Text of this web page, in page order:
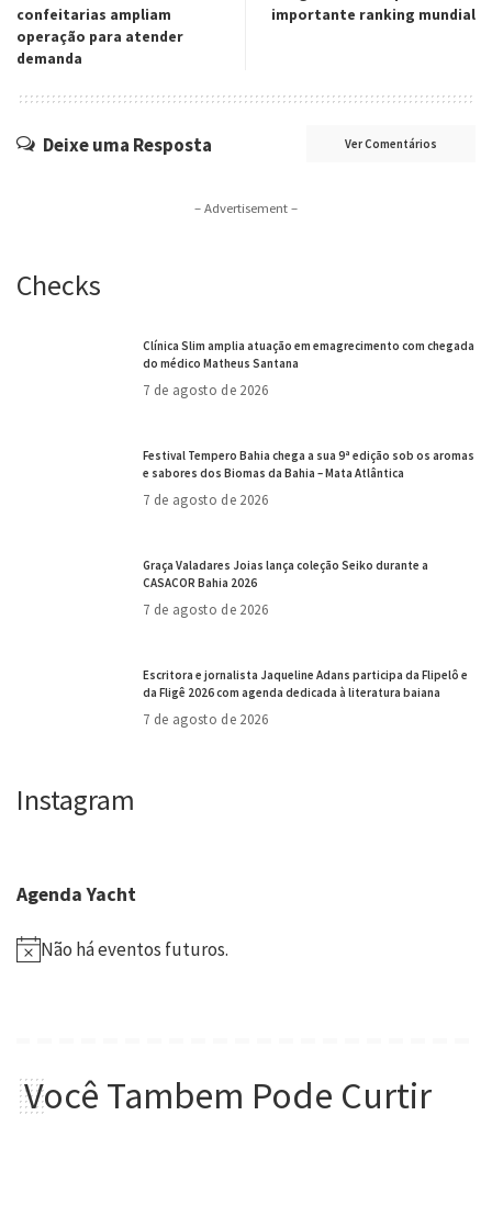
confeitarias ampliam
operação para atender
demanda
importante ranking mundial
Deixe uma Resposta Ver Comentários
– Advertisement –
Checks
Clínica Slim amplia atuação em emagrecimento com chegada
do médico Matheus Santana
7 de agosto de 2026
Festival Tempero Bahia chega a sua 9ª edição sob os aromas
e sabores dos Biomas da Bahia – Mata Atlântica
7 de agosto de 2026
Graça Valadares Joias lança coleção Seiko durante a
CASACOR Bahia 2026
7 de agosto de 2026
Escritora e jornalista Jaqueline Adans participa da Flipelô e
da Fligê 2026 com agenda dedicada à literatura baiana
7 de agosto de 2026
Instagram
Agenda Yacht
Não há eventos futuros.
Você Tambem Pode Curtir